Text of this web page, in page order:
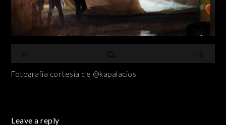
Fotografía cortesía de @kapalacios
Leave a reply